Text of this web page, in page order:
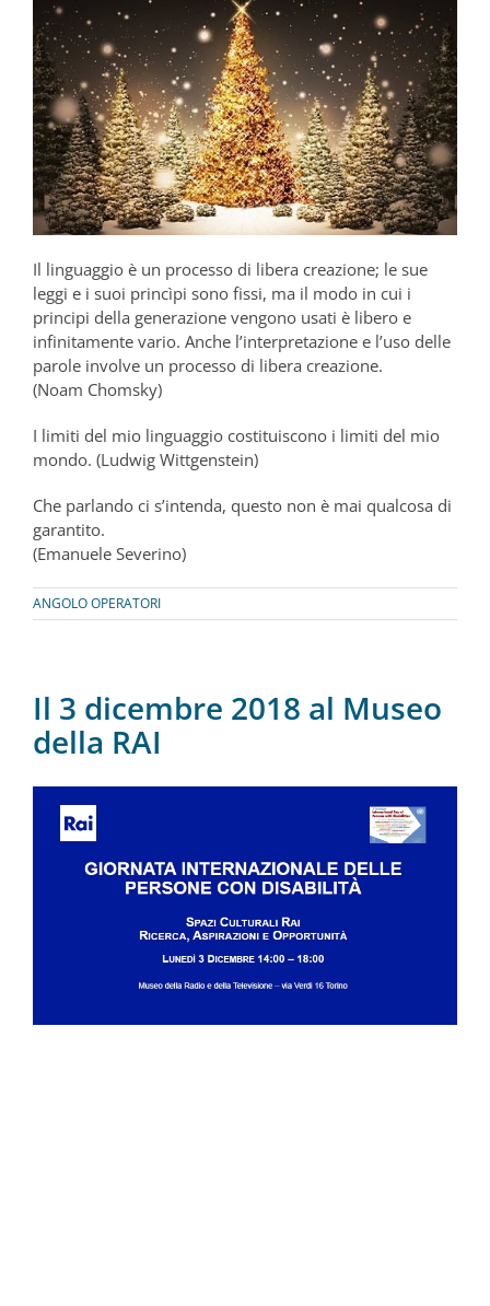
Il linguaggio è un processo di libera creazione; le sue
leggi e i suoi princìpi sono fissi, ma il modo in cui i
principi della generazione vengono usati è libero e
infinitamente vario. Anche l’interpretazione e l’uso delle
parole involve un processo di libera creazione.
(Noam Chomsky)
I limiti del mio linguaggio costituiscono i limiti del mio
mondo. (Ludwig Wittgenstein)
Che parlando ci s’intenda, questo non è mai qualcosa di
garantito.
(Emanuele Severino)
ANGOLO OPERATORI
Il 3 dicembre 2018 al Museo
della RAI